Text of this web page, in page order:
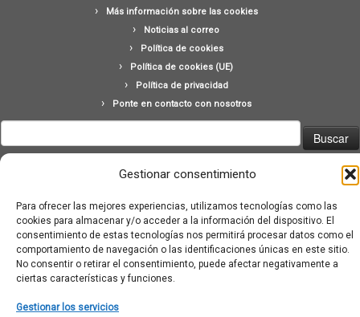
Gestionar consentimiento
Para ofrecer las mejores experiencias, utilizamos tecnologías como las
cookies para almacenar y/o acceder a la información del dispositivo. El
consentimiento de estas tecnologías nos permitirá procesar datos como el
comportamiento de navegación o las identificaciones únicas en este sitio.
No consentir o retirar el consentimiento, puede afectar negativamente a
ciertas características y funciones.
Gestionar los servicios
Más información sobre las cookies
Noticias al correo
Política de cookies
Política de cookies (UE)
Política de privacidad
Ponte en contacto con nosotros
· © 2026 Moviementarios·Funciona con
·
Diseñado con el
Tema Customizr ·